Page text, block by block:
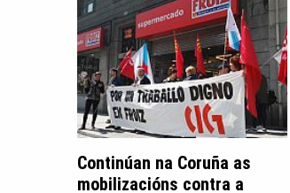
Continúan na Coruña as
mobilizacións contra a